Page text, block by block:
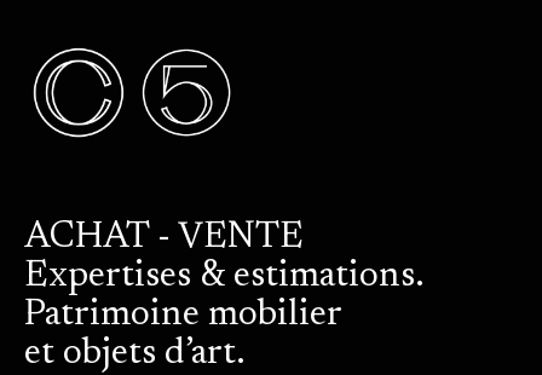
ACHAT - VENTE
Expertises & estimations.
Patrimoine mobilier
et objets d’art.